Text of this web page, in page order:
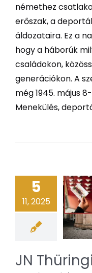
némethez
erőszak, a
áldozataira. Ez a
hogy a háborúk
családokon,
generációkon. A
még 1945. május
Menekülés,
5
11, 2025
JN